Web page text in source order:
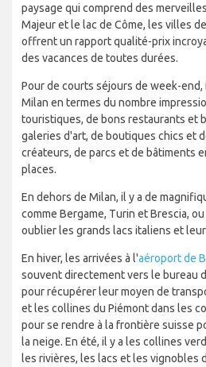
paysage qui comprend des
Majeur et le lac de Côme, les villes
offrent un rapport qualité-prix
des vacances de toutes durées.
Pour de courts séjours de week-
Milan en termes du nombre
touristiques, de bons restaurants et
galeries d'art, de boutiques chics et
créateurs, de parcs et de bâtiments
places.
En dehors de Milan, il y a de
comme Bergame, Turin et Brescia,
oublier les grands lacs italiens et
En hiver, les arrivées à l'aéroport de
souvent directement vers le bureau
pour récupérer leur moyen de
et les collines du Piémont dans les
pour se rendre à la frontière suisse
la neige. En été, il y a les collines
les rivières, les lacs et les vignobles